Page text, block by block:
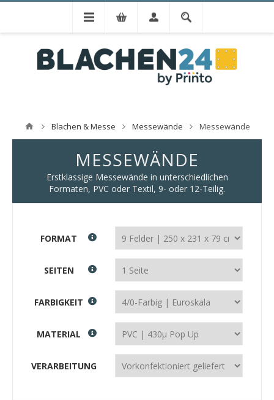
Blachen & Messe Messewände Messewände
MESSEWÄNDE
Erstklassige Messewände in unterschiedlichen
Formaten, PVC oder Textil, 9- oder 12-Teilig.
FORMAT
SEITEN
FARBIGKEIT
MATERIAL
VERARBEITUNG